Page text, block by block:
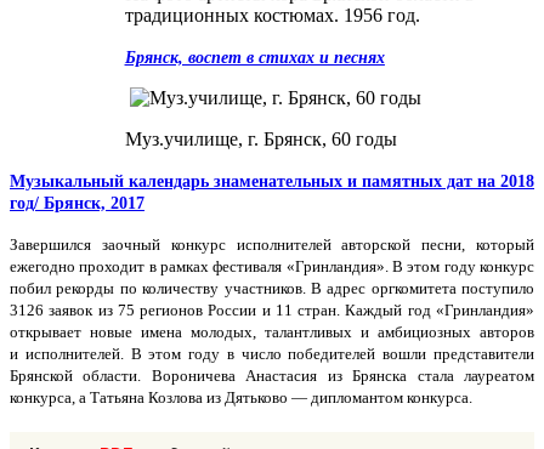
традиционных костюмах. 1956 год.
Брянск, воспет в стихах и песнях
Муз.училище, г. Брянск, 60 годы
Музыкальный календарь знаменательных и памятных дат на 2018
год/ Брянск, 2017
Завершился заочный конкурс исполнителей авторской песни, который
ежегодно проходит в рамках фестиваля «Гринландия». В этом году конкурс
побил рекорды по количеству участников. В адрес оргкомитета поступило
3126 заявок из 75 регионов России и 11 стран. Каждый год «Гринландия»
открывает новые имена молодых, талантливых и амбициозных авторов
и исполнителей. В этом году в число победителей вошли представители
Брянской области. Вороничева Анастасия из Брянска стала лауреатом
конкурса, а Татьяна Козлова из Дятьково — дипломантом конкурса.